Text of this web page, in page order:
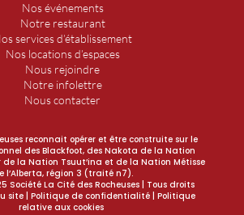
Nos événements
Notre restaurant
services d’établissement
Nos locations d’espaces
Nous rejoindre
Notre infolettre
Nous contacter
reconnait opérer et être construite sur le
des Blackfoot, des Nakota de la Nation
de la Nation Tsuut’ina et de la Nation Métisse
l’Alberta, région 3 (traité n7).
Société La Cité des Rocheuses | Tous droits
site| Politique de confidentialité | Politique
relative aux cookies